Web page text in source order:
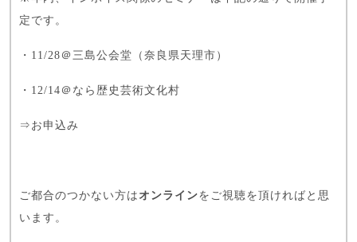
定です。
・11/28＠三島公会堂（奈良県天理市）
・12/14＠なら歴史芸術文化村
⇒ お申込み
ご都合のつかない方は オンラインをご視聴を頂ければと思
います。